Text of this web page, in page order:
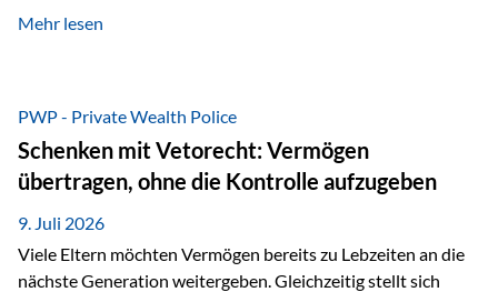
passiert, wenn einer der beiden verstirbt? Der überlebende
Vermögen verfügen können. Genau für diese
Ausgangssituation bietet die Private Wealth Police der
Vienna-Life eine durchdachte Gestaltungsmöglichkeit. Die
Ausgangssituation Stellen Sie sich folgendes Beispiel vor:
Ein…
Mehr lesen
PWP - Private Wealth Police
Schenken mit Vetorecht: Vermögen
übertragen, ohne die Kontrolle aufzugeben
9. Juli 2026
Viele Eltern möchten Vermögen bereits zu Lebzeiten an die
nächste Generation weitergeben. Gleichzeitig stellt sich